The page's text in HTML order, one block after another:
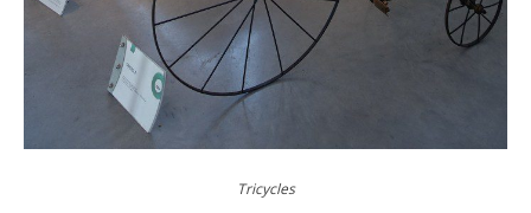
Tricycles